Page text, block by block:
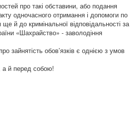
про такі обставини, або подання
одночасного отримання і допомоги по
й до кримінальної відповідальності за
«Шахрайство» - заволодіння
зайнятість обов’язків є однією з умов
а й перед собою!